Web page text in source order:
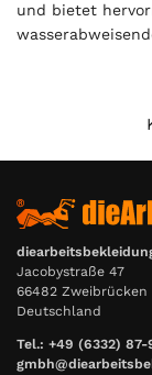
und bietet
Jacobystraße 47
66482 Zweibrücken
Deutschland
Tel.: +49 (6332)